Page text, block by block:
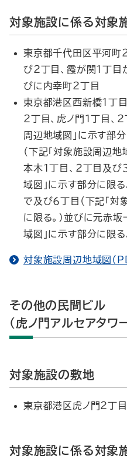
対象施設に係る対象
東京都千代田区平河町
び２丁目、霞が関１丁
びに内幸町２丁目
東京都港区西新橋１丁
２丁目、虎ノ門１丁目、
周辺地域図」に示す部分
（下記「対象施設周辺地
本木１丁目、２丁目及び
域図」に示す部分に限る
で及び６丁目（下記「
に限る。）並びに元赤
域図」に示す部分に限る
対象施設周辺地域図（
その他の民間ビル
（虎ノ門アルセアタワ
対象施設の敷地
東京都港区虎ノ門２丁
対象施設に係る対象